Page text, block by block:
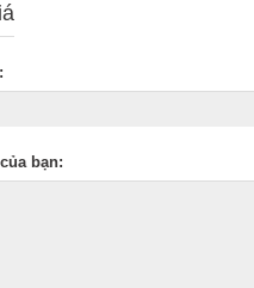
bạn: